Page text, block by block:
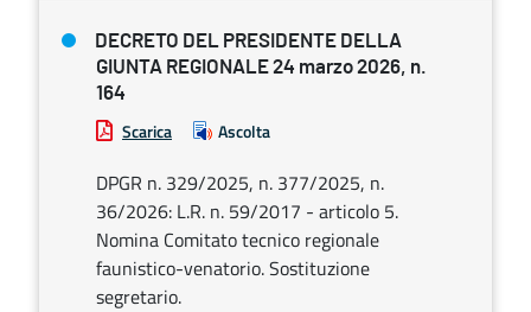
DECRETO DEL PRESIDENTE DELLA
GIUNTA REGIONALE 24 marzo 2026, n.
164
Scarica Ascolta
DPGR n. 329/2025, n. 377/2025, n.
36/2026: L.R. n. 59/2017 - articolo 5.
Nomina Comitato tecnico regionale
faunistico-venatorio. Sostituzione
segretario.